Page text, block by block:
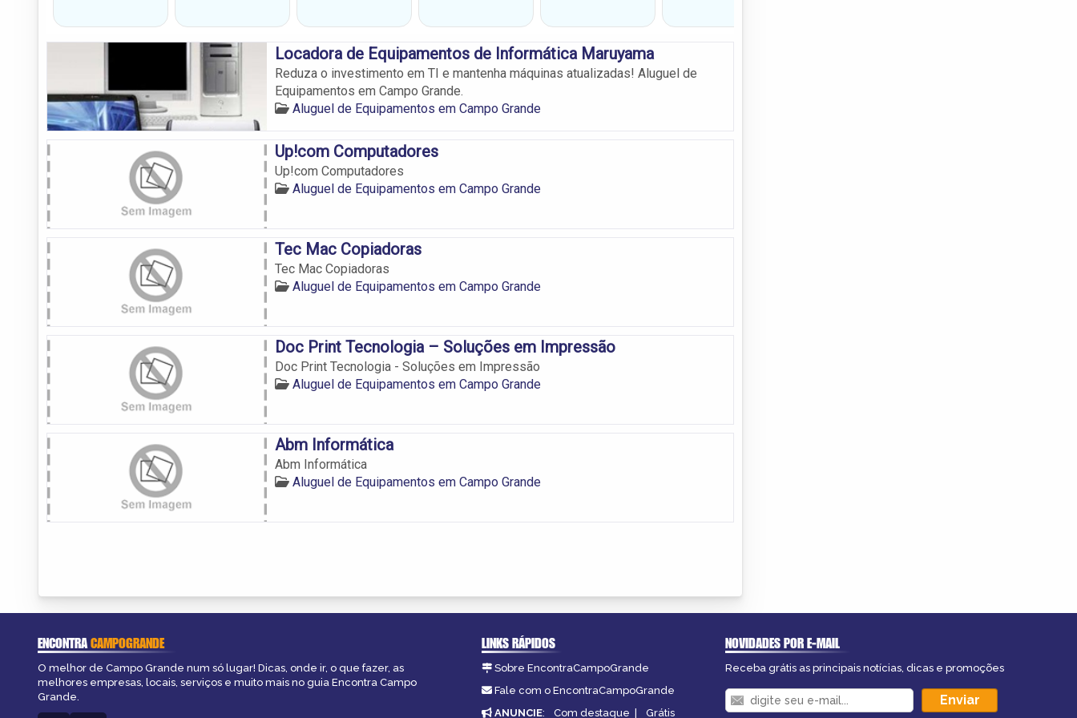
Locadora de Equipamentos de Informática Maruyama
Reduza o investimento em TI e mantenha máquinas atualizadas! Aluguel de
Equipamentos em Campo Grande.
Aluguel de Equipamentos em Campo Grande
Up!com Computadores
Up!com Computadores
Aluguel de Equipamentos em Campo Grande
Tec Mac Copiadoras
Tec Mac Copiadoras
Aluguel de Equipamentos em Campo Grande
Doc Print Tecnologia – Soluções em Impressão
Doc Print Tecnologia - Soluções em Impressão
Aluguel de Equipamentos em Campo Grande
Abm Informática
Abm Informática
Aluguel de Equipamentos em Campo Grande
ENCONTRACAMPOGRANDE
O melhor de Campo Grande num só lugar! Dicas, onde ir, o que fazer, as
melhores empresas, locais, serviços e muito mais no guia Encontra Campo
Grande.
LINKS RÁPIDOS
Sobre EncontraCampoGrande
Fale com o EncontraCampoGrande
ANUNCIE: Com destaque | Grátis
NOVIDADES POR E-MAIL
Receba grátis as principais notícias, dicas e promoções